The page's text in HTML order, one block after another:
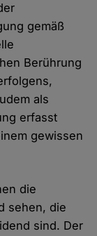
gemäß
Berührung
als
erfasst
gewissen
die
sehen, die
sind. Der